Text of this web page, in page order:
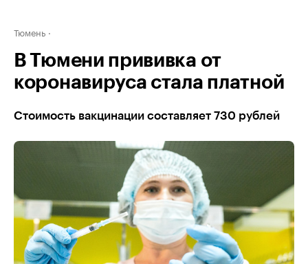
Тюмень
В Тюмени прививка от
коронавируса стала платной
Стоимость вакцинации составляет 730 рублей